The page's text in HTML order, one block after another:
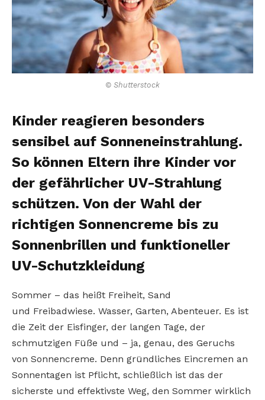
© Shutterstock
Kinder reagieren besonders
sensibel auf Sonneneinstrahlung.
So können Eltern ihre Kinder vor
der gefährlicher UV-Strahlung
schützen. Von der Wahl der
richtigen Sonnencreme bis zu
Sonnenbrillen und funktioneller
UV-Schutzkleidung
Sommer – das heißt Freiheit, Sand
und Freibadwiese. Wasser, Garten, Abenteuer. Es ist
die Zeit der Eisfinger, der langen Tage, der
schmutzigen Füße und – ja, genau, des Geruchs
von Sonnencreme. Denn gründliches Eincremen an
Sonnentagen ist Pflicht, schließlich ist das der
sicherste und effektivste Weg, den Sommer wirklich